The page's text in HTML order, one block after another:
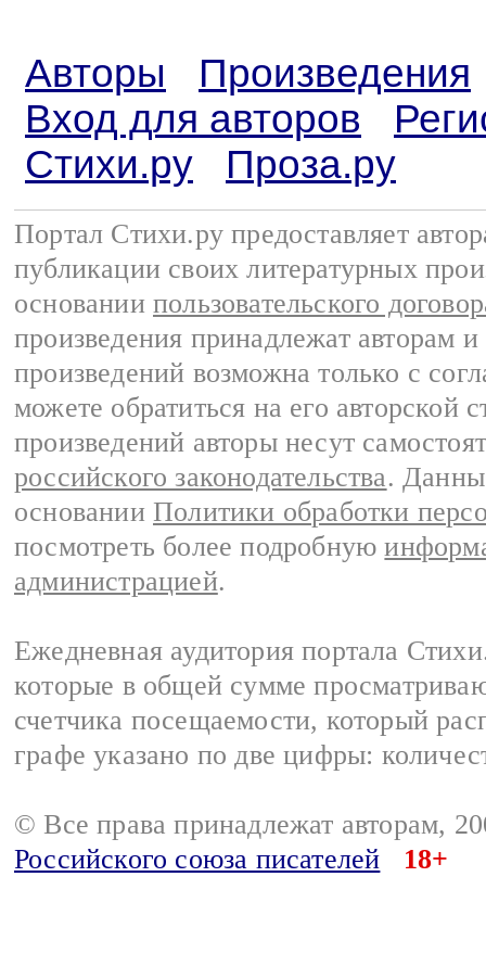
Авторы
Произведения
Вход для авторов
Стихи.ру
Проза.ру
Портал Стихи.ру предоставляет
публикации своих литературных
основании пользовательского
произведения принадлежат авторам
произведений возможна только с
можете обратиться на его авторской
произведений авторы несут
российского законодательства.
основании Политики обработки
посмотреть более подробную
администрацией.
Ежедневная аудитория портала
которые в общей сумме
счетчика посещаемости, который
графе указано по две цифры:
© Все права принадлежат авторам,
Российского союза писателей
18+